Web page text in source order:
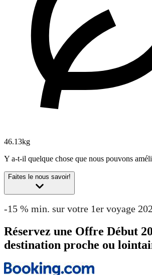
46.13kg
Y a-t-il quelque chose que nous pouvons
Faites le nous savoir!
-15 % min. sur votre 1er voyage
Réservez une Offre Début
destination proche ou